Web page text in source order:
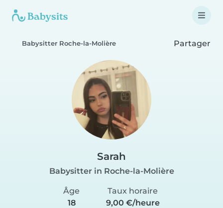
Babysitter Roche-la-Molière Partager
Sarah
Babysitter in Roche-la-Molière
Âge
18
Taux horaire
9,00 €/heure